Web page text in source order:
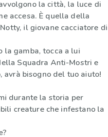
la città, la luce di
accesa. È quella della
il giovane cacciatore di
la gamba, tocca a lui
Squadra Anti-Mostri e
bisogno del tuo aiuto!
durante la storia per
creature che infestano la